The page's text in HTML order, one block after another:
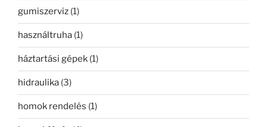
gumiszerviz (1)
használtruha (1)
háztartási gépek (1)
hidraulika (3)
homok rendelés (1)